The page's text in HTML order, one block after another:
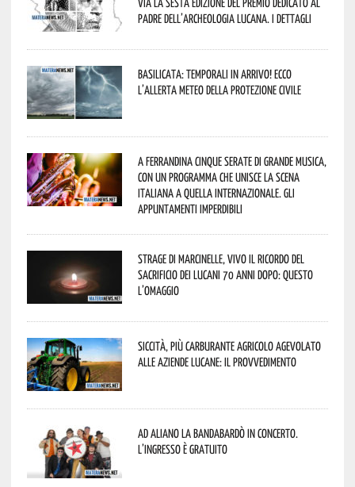
padre dell’archeologia lucana. I dettagli
Basilicata: temporali in arrivo! Ecco
l’allerta meteo della Protezione civile
A Ferrandina cinque serate di grande musica,
con un programma che unisce la scena
italiana a quella internazionale. Gli
appuntamenti imperdibili
Strage di Marcinelle, vivo il ricordo del
sacrificio dei lucani 70 anni dopo: questo
l’omaggio
Siccità, più carburante agricolo agevolato
alle aziende lucane: il provvedimento
Ad Aliano la Bandabardò in concerto.
L’ingresso è gratuito